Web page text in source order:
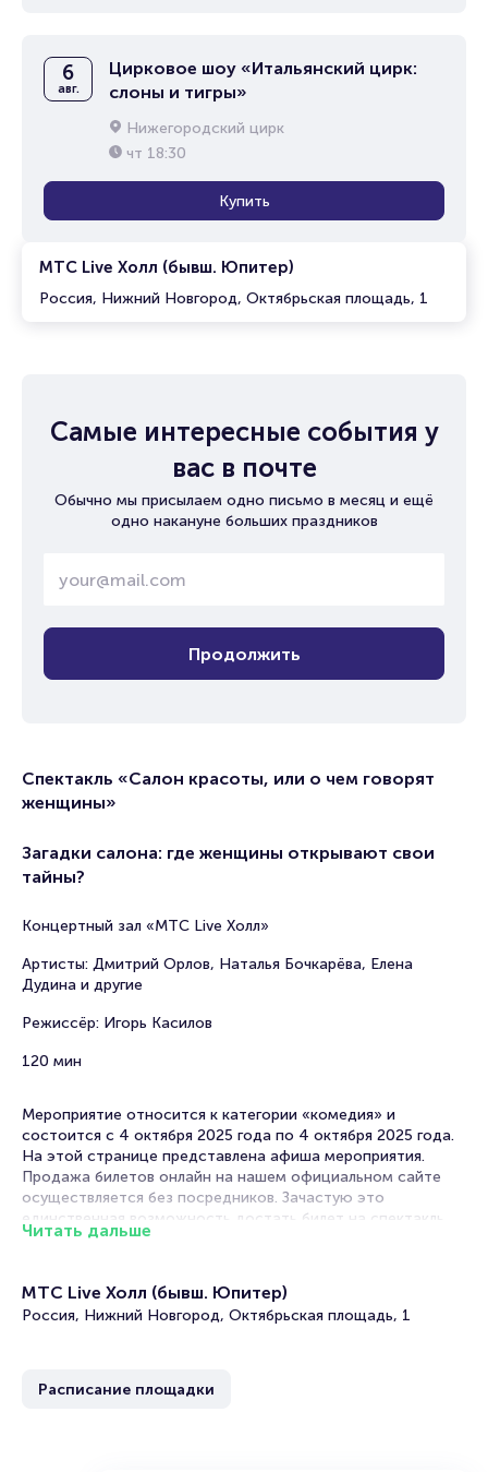
МТС Live Холл (бывш. Юпитер)
Россия, Нижний Новгород, Октябрьская площадь, 1
6
авг.
Цирковое шоу «Итальянский цирк:
слоны и тигры»
Нижегородский цирк
чт 18:30
Купить
Самые интересные события у
вас в почте
Обычно мы присылаем одно письмо в месяц и ещё
одно накануне больших праздников
Продолжить
Спектакль «Салон красоты, или о чем говорят
женщины»
Загадки салона: где женщины открывают свои
тайны?
Концертный зал «МТС Live Холл»
Артисты: Дмитрий Орлов, Наталья Бочкарёва, Елена
Дудина и другие
Режиссёр: Игорь Касилов
120 мин
Мероприятие относится к категории «комедия» и
состоится с 4 октября 2025 года по 4 октября 2025 года.
На этой странице представлена афиша мероприятия.
Продажа билетов онлайн на нашем официальном сайте
осуществляется без посредников. Зачастую это
единственная возможность достать билет на спектакль.
говорят женщины»
места завершая оформлением его в зрительном зале на
Читать дальше
МТС Live Холл (бывш. Юпитер)
Россия, Нижний Новгород, Октябрьская площадь, 1
Расписание площадки